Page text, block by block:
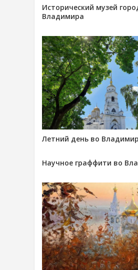
Исторический музей
Владимира
Летний день во
Научное граффити во